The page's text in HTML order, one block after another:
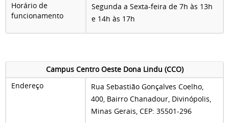
Horário de
funcionamento
Segunda a Sexta-feira de 7h às 13h
e 14h às 17h
Campus Centro Oeste Dona Lindu (CCO)
Endereço
Rua Sebastião Gonçalves Coelho,
400, Bairro Chanadour, Divinópolis,
Minas Gerais, CEP: 35501-296